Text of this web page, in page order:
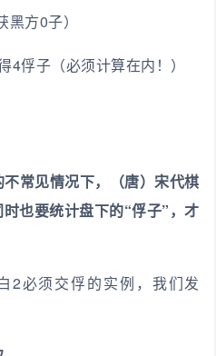
方0子）
俘子（必须计算在内！）
常见情况下，（唐）宋代棋
也要统计盘下的“俘子”，才
2必须交俘的实例，我们发